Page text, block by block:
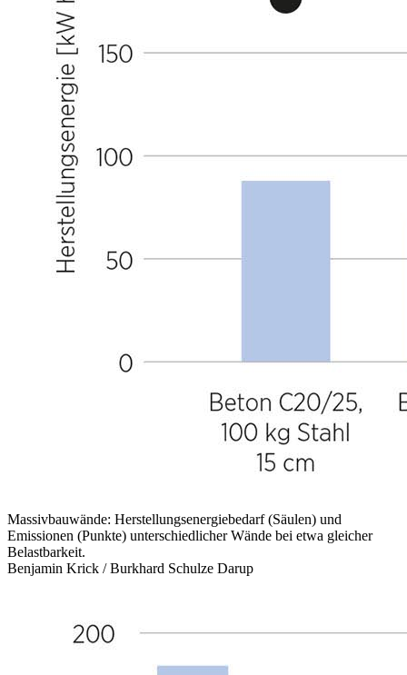
Massivbauwände: Herstellungsenergiebedarf (Säulen) und
Emissionen (Punkte) unterschiedlicher Wände bei etwa gleicher
Belastbarkeit.
Benjamin Krick / Burkhard Schulze Darup